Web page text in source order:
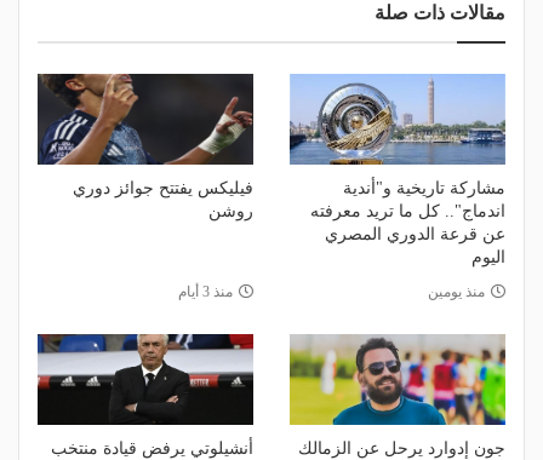
مقالات ذات صلة
مشاركة تاريخية و"أندية
اندماج".. كل ما تريد معرفته
عن قرعة الدوري المصري
اليوم
منذ يومين
فيليكس يفتتح جوائز دوري
روشن
منذ 3 أيام
جون إدوارد يرحل عن الزمالك
أنشيلوتي يرفض قيادة منتخب